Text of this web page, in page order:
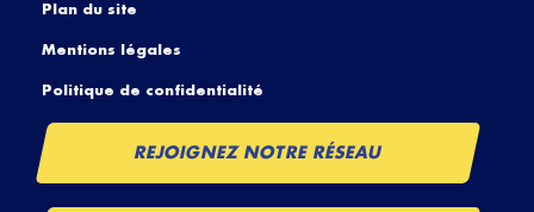
Plan du site
Mentions légales
Politique de confidentialité
REJOIGNEZ NOTRE RÉSEAU